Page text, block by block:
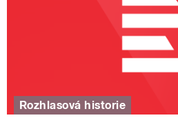
Rozhlasová historie